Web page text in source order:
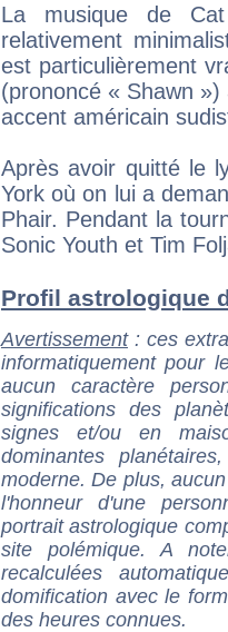
La musique de
relativement
est particulièrement
(prononcé « Shawn
accent américain
Après avoir quitté le
York où on lui a
Phair. Pendant la
Sonic Youth et Tim
Profil astrologique
Avertissement: ces
informatiquement pour
aucun caractère
significations des
signes et/ou en
dominantes
moderne. De plus,
l'honneur d'une
portrait astrologique
site polémique. A
recalculées
domification avec le
des heures connues.